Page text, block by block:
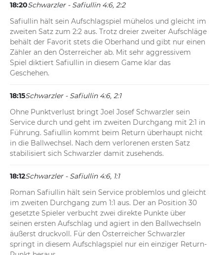
18:20Schwarzler - Safiullin 4:6, 2:2
Safiullin hält sein Aufschlagspiel mühelos und gleicht im
zweiten Satz zum 2:2 aus. Trotz dreier zweiter Aufschläge
behält der Favorit stets die Oberhand und gibt nur einen
Zähler an den Österreicher ab. Mit sehr aggressivem
Spiel diktiert Safiullin in diesem Game klar das
Geschehen.
18:15Schwarzler - Safiullin 4:6, 2:1
Ohne Punktverlust bringt Joel Josef Schwarzler sein
Service durch und geht im zweiten Durchgang mit 2:1 in
Führung. Safiullin kommt beim Return überhaupt nicht
in die Ballwechsel. Nach dem verlorenen ersten Satz
stabilisiert sich Schwarzler damit zusehends.
18:12Schwarzler - Safiullin 4:6, 1:1
Roman Safiullin hält sein Service problemlos und gleicht
im zweiten Durchgang zum 1:1 aus. Der an Position 30
gesetzte Spieler verbucht zwei direkte Punkte über
seinen ersten Aufschlag und agiert in den Ballwechseln
äußerst druckvoll. Für den Österreicher Schwarzler
springt in diesem Aufschlagspiel nur ein einziger Return-